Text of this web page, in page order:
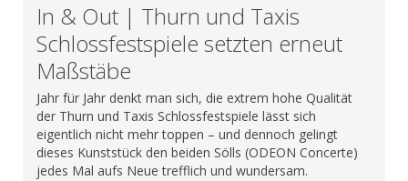
In & Out | Thurn und Taxis
Schlossfestspiele setzten erneut
Maßstäbe
Jahr für Jahr denkt man sich, die extrem hohe Qualität
der Thurn und Taxis Schlossfestspiele lässt sich
eigentlich nicht mehr toppen – und dennoch gelingt
dieses Kunststück den beiden Sölls (ODEON Concerte)
jedes Mal aufs Neue trefflich und wundersam.